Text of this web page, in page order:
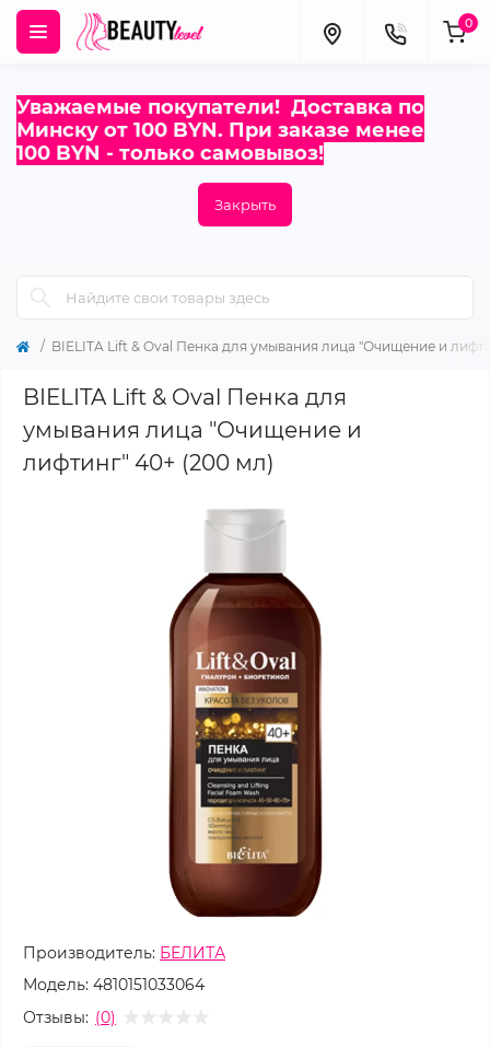
Уважаемые покупатели! Доставка по
Минску от 100 BYN. При заказе менее
100 BYN - только самовывоз!
Закрыть
0
BIELITA Lift & Oval Пенка для умывания лица "Очищение и
BIELITA Lift & Oval Пенка для
умывания лица "Очищение и
лифтинг" 40+ (200 мл)
Производитель: БЕЛИТА
Модель: 4810151033064
Отзывы: (0)